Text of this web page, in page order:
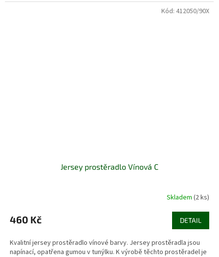
Jersey prostěradlo Vínová C
Skladem (2 ks)
460 Kč DETAIL
Kvalitní jersey prostěradlo vínové barvy. Jersey prostěradla jsou
napínací, opatřena gumou v tunýlku. K výrobě těchto prostěradel je
Kód: 412050/90X